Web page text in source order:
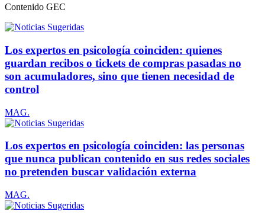
Contenido GEC
Los expertos en psicología coinciden: quienes
guardan recibos o tickets de compras pasadas no
son acumuladores, sino que tienen necesidad de
control
MAG.
Los expertos en psicología coinciden: las personas
que nunca publican contenido en sus redes sociales
no pretenden buscar validación externa
MAG.